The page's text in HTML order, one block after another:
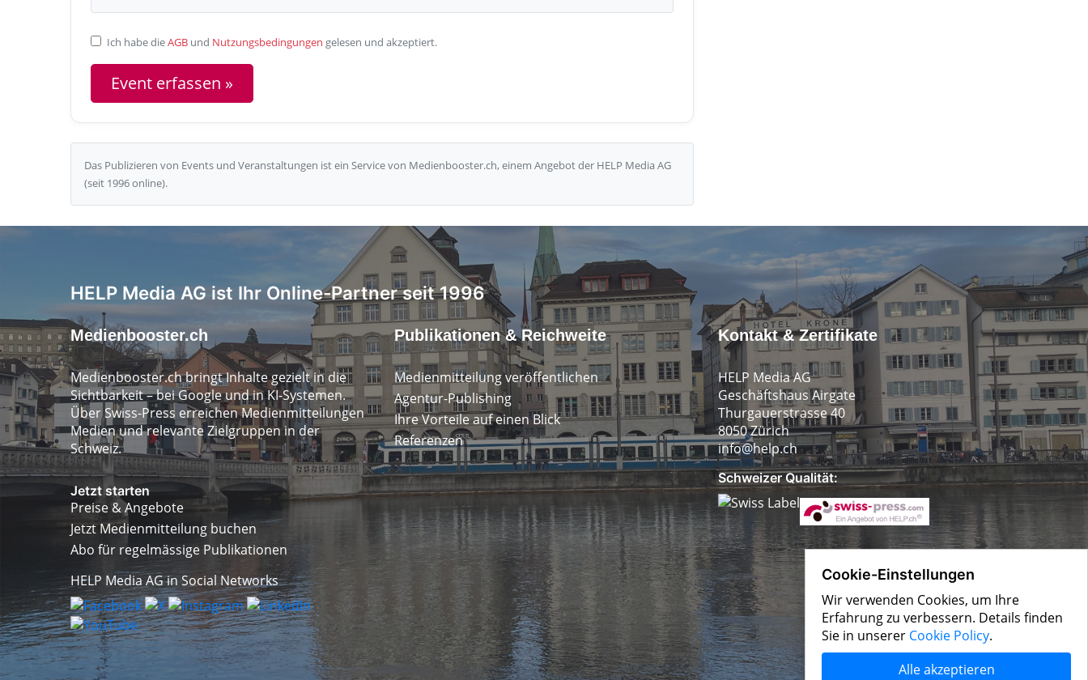
Ich habe dieAGB und Nutzungsbedingungen gelesen und akzeptiert.
Das Publizieren von Events und Veranstaltungen ist ein Service von Medienbooster.ch, einem Angebot der HELP Media AG
(seit 1996 online).
HELP Media AG ist Ihr Online-Partner seit 1996
Medienbooster.ch
Medienbooster.ch bringt Inhalte gezielt in die
Sichtbarkeit – bei Google und in KI-Systemen.
Über Swiss-Press erreichen Medienmitteilungen
Medien und relevante Zielgruppen in der
Schweiz.
Jetzt starten
Preise & Angebote
Jetzt Medienmitteilung buchen
Abo für regelmässige Publikationen
HELP Media AG in Social Networks
Publikationen & Reichweite
Medienmitteilung veröffentlichen
Agentur-Publishing
Ihre Vorteile auf einen Blick
Referenzen
Kontakt & Zertifikate
HELP Media AG
Geschäftshaus Airgate
Thurgauerstrasse 40
8050 Zürich
info@help.ch
Schweizer Qualität:
Cookie-Einstellungen
Wir verwenden Cookies, um Ihre
Erfahrung zu verbessern. Details finden
Sie in unserer Cookie Policy.
Alle akzeptieren